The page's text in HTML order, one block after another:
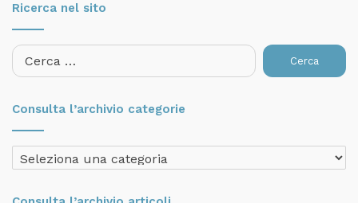
Ricerca nel sito
Ricerca
per:
Consulta l’archivio categorie
Consulta
l’archivio